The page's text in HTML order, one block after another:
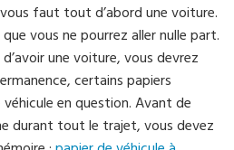
faut tout d’abord une voiture.
vous ne pourrez aller nulle part.
une voiture, vous devrez
certains papiers
en question. Avant de
durant tout le trajet, vous devez